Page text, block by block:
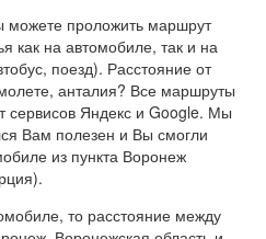
проложить маршрут
как на автомобиле, так и на
поезд). Расстояние от
анталия? Все маршруты
сервисов Яндекс и Google. Мы
Вам полезен и Вы смогли
из пункта Воронеж
то расстояние между